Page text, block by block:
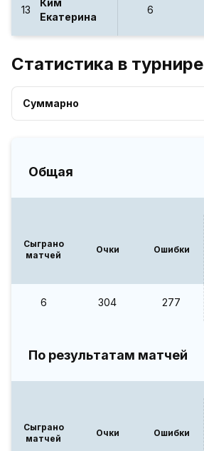
13
Ким
Екатерина
6
Статистика в турнире
Суммарно
Общая
Сыграно
матчей
Очки Ошибки
6 304 277
По результатам матчей
Сыграно
матчей
Очки Ошибки